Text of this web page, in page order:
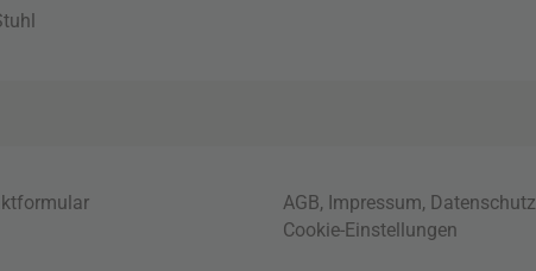
AGB, Impressum, Datenschutz
Cookie-Einstellungen